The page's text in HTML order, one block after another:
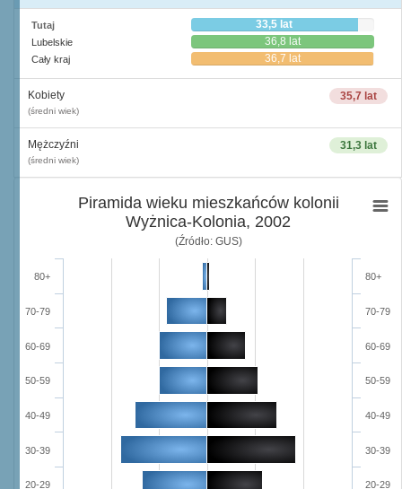
Tutaj 33,5 lat
Lubelskie 36,8 lat
Cały kraj 36,7 lat
35,7 lat
Kobiety
(średni wiek)
31,3 lat
Mężczyźni
(średni wiek)
Piramida wieku mieszkańców kolonii
Wyżnica-Kolonia, 2002
(Źródło: GUS)
20-29
30-39
40-49
50-59
60-69
70-79
80+
20-29
30-39
40-49
50-59
60-69
70-79
80+